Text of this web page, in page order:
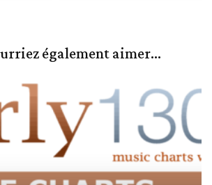
également aimer...